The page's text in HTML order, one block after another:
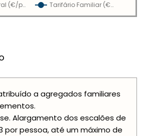
(€/p… Tarifário Familiar (€…
a agregados familiares
Alargamento dos escalões de
por pessoa, até um máximo de